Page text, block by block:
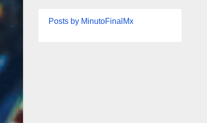
Posts by MinutoFinalMx